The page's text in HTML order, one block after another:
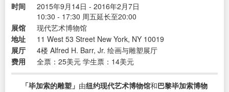
时间
2015年9月14日 - 2016年2月7日
10:30 - 17:30 周五延长至20:00
展馆
现代艺术博物馆
地址
11 West 53 Street New York, NY 10019
展厅
4楼 Alfred H. Barr, Jr. 绘画与雕塑展厅
费用
全票：25美元 学生票：14美元
「毕加索的雕塑」 由纽约现代艺术博物馆和巴黎毕加索博物